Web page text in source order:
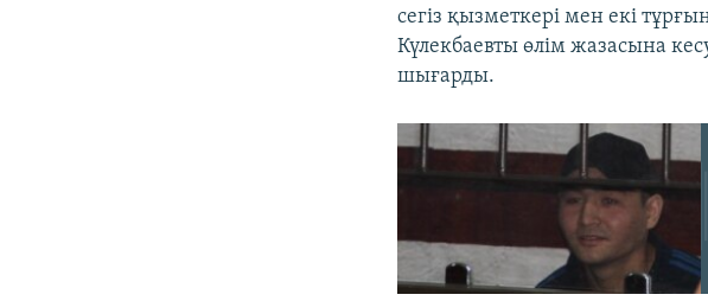
сегіз қызметкері мен екі
Күлекбаевты өлім жазасына
шығарды.
No